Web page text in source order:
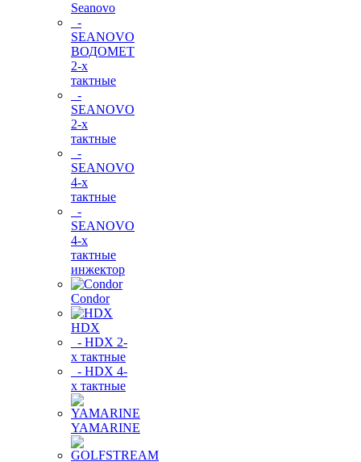
Seanovo
-
SEANOVO
ВОДОМЕТ
2-х
тактные
-
SEANOVO
2-х
тактные
-
SEANOVO
4-х
тактные
-
SEANOVO
4-х
тактные
инжектор
Condor
HDX
- HDX 2-
х тактные
- HDX 4-
х тактные
YAMARINE